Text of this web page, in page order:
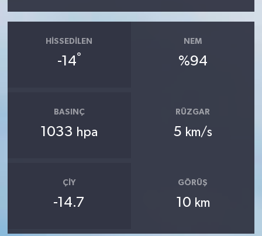
HISSEDILEN
-14°
NEM
%94
BASINÇ
1033 hpa
RÜZGAR
5 km/s
ÇIY
-14.7
GÖRÜŞ
10 km